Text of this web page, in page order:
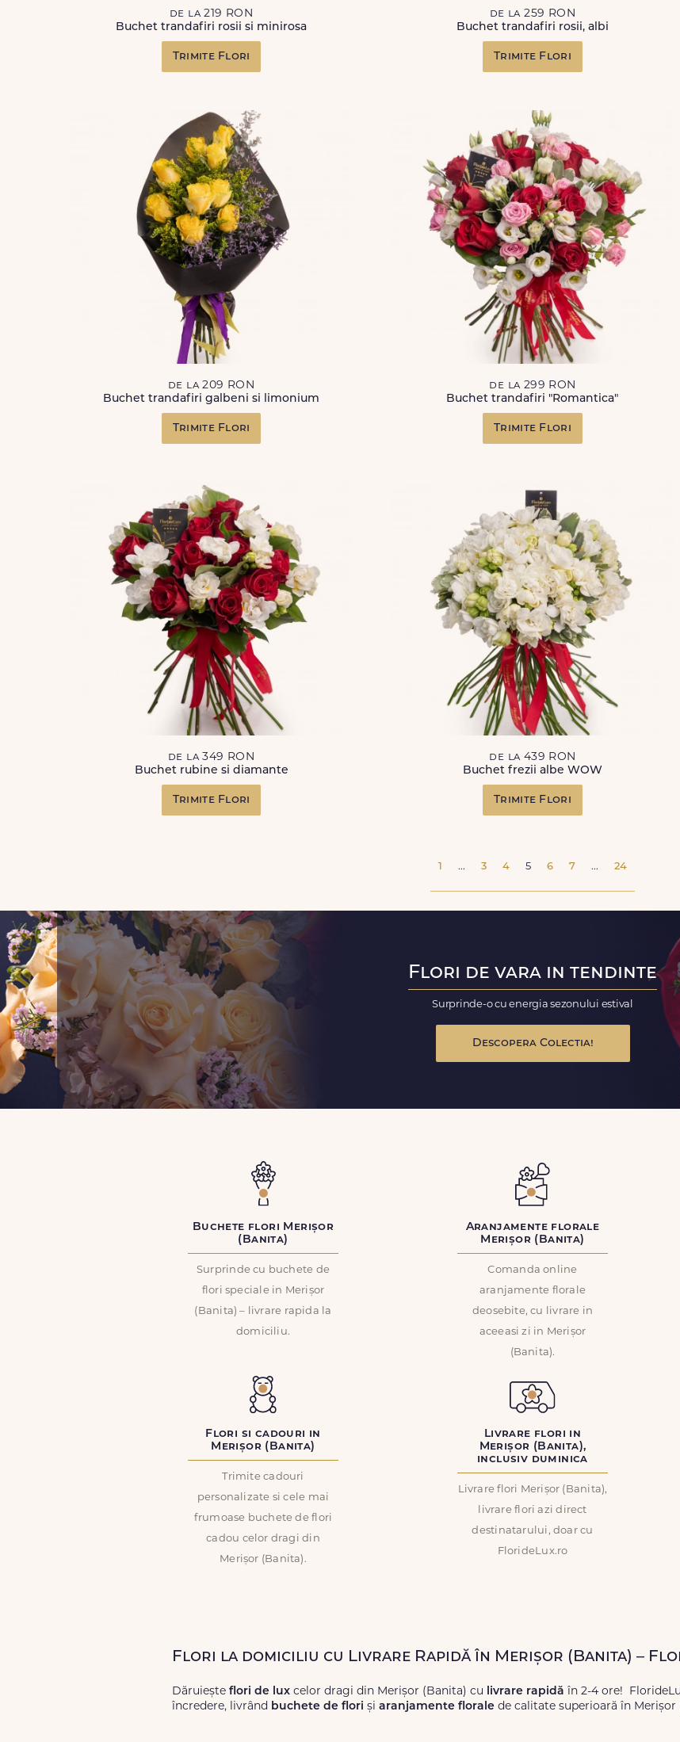
de la 219 RON
Buchet trandafiri rosii si minirosa
Trimite Flori
de la 259 RON
Buchet trandafiri rosii, albi
Trimite Flori
de la 209 RON
Buchet trandafiri galbeni si limonium
Trimite Flori
de la 299 RON
Buchet trandafiri "Romantica"
Trimite Flori
de la 349 RON
Buchet rubine si diamante
Trimite Flori
de la 439 RON
Buchet frezii albe WOW
Trimite Flori
1 ... 3 4 5 6 7 ... 24
Flori de vara in tendinte
Surprinde-o cu energia sezonului estival
Descopera Colectia!
Buchete flori Merișor
(Banita)
Surprinde cu buchete de
flori speciale in Merișor
(Banita) – livrare rapida la
domiciliu.
Aranjamente florale
Merișor (Banita)
Comanda online
aranjamente florale
deosebite, cu livrare in
aceeasi zi in Merișor
(Banita).
Flori si cadouri in
Merișor (Banita)
Trimite cadouri
personalizate si cele mai
frumoase buchete de flori
cadou celor dragi din
Merișor (Banita).
Livrare flori in
Merișor (Banita),
inclusiv duminica
Livrare flori Merișor (Banita),
livrare flori azi direct
destinatarului, doar cu
FlorideLux.ro
Flori la domiciliu cu Livrare Rapidă în Merișor (Banita) –
Dăruiește flori de lux celor dragi din Merișor (Banita) cu livrare rapidă în 2-4 ore!
încredere, livrând buchete de flori și aranjamente florale de calitate superioară în